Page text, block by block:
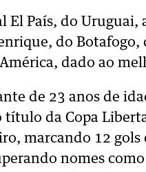
El País, do
do Botafogo,
dado ao
de 23 anos de
da Copa
marcando 12
nomes